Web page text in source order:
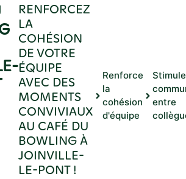
RENFORCEZ
LA
COHÉSION
DE VOTRE
ÉQUIPE
AVEC DES
MOMENTS
CONVIVIAUX
AU CAFÉ DU
BOWLING À
JOINVILLE-
LE-PONT !
Renforce
la
cohésion
d'équipe
entre